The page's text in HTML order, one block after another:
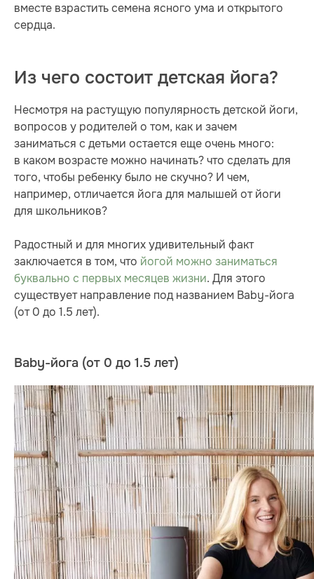
вместе взрастить семена ясного ума и открытого
сердца.
Из чего состоит детская йога?
Несмотря на растущую популярность детской йоги,
вопросов у родителей о том, как и зачем
заниматься с детьми остается еще очень много:
в каком возрасте можно начинать? что сделать для
того, чтобы ребенку было не скучно? И чем,
например, отличается йога для малышей от йоги
для школьников?
Радостный и для многих удивительный факт
заключается в том, что йогой можно заниматься
буквально с первых месяцев жизни. Для этого
существует направление под названием Baby-йога
(от 0 до 1.5 лет).
Baby-йога (от 0 до 1.5 лет)